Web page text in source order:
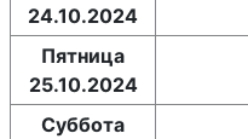
24.10.2024
Пятница
25.10.2024
Суббота